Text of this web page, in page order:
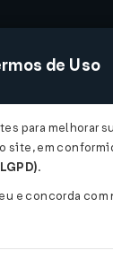
de Uso
para melhorar
site, em
.
e concorda com